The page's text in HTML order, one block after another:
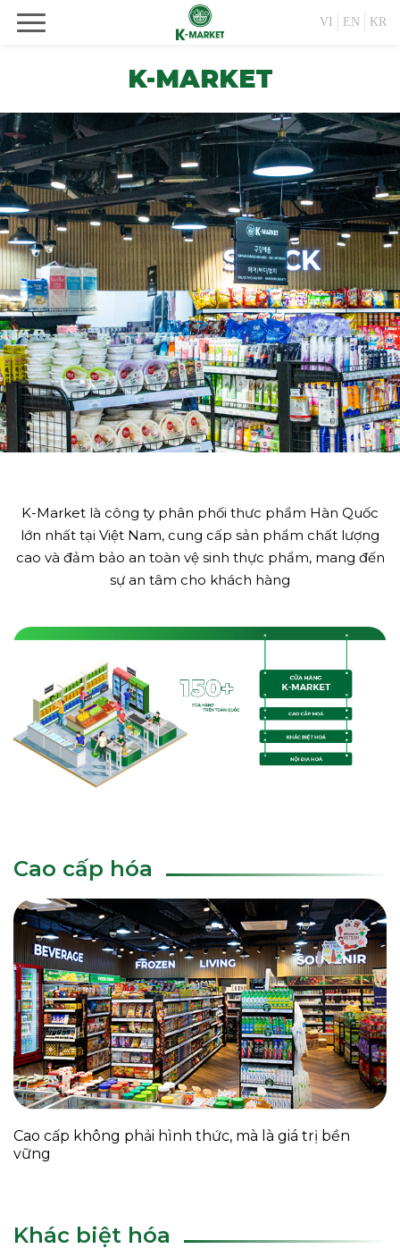
VI EN KR
K-MARKET
K-Market là công ty phân phối thưc phẩm Hàn Quốc
lớn nhất tại Việt Nam, cung cấp sản phẩm chất lượng
cao và đảm bảo an toàn vệ sinh thực phẩm, mang đến
sự an tâm cho khách hàng
Cao cấp hóa
Cao cấp không phải hình thức, mà là giá trị bền
vững
Khác biệt hóa